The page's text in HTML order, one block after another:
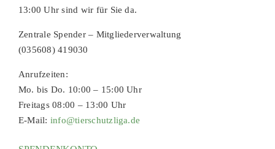
13:00 Uhr sind wir für Sie da.
Zentrale Spender – Mitgliederverwaltung
(035608) 419030
Anrufzeiten:
Mo. bis Do. 10:00 – 15:00 Uhr
Freitags 08:00 – 13:00 Uhr
E-Mail: info@tierschutzliga.de